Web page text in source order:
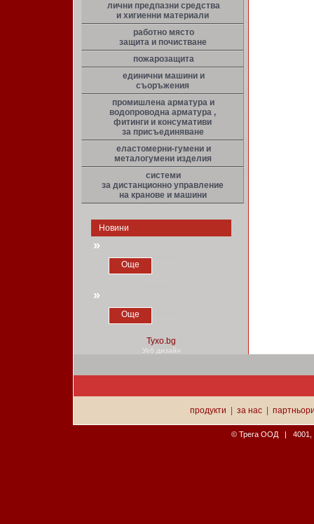
лични предпазни средства
и хигиенни материали
работно място
защита и почистване
пожарозащита
единични машини и
съоръжения
промишлена арматура и
водопроводна арматура ,
фитинги и консумативи
за присъединяване
еластомерни-гумени и
металогумени изделия
системи
за дистанционно управление
на кранове и машини
Новини
»
Още
»
Още
Уеб дизайн
продукти за нас|
© Трега ООД | 4001,